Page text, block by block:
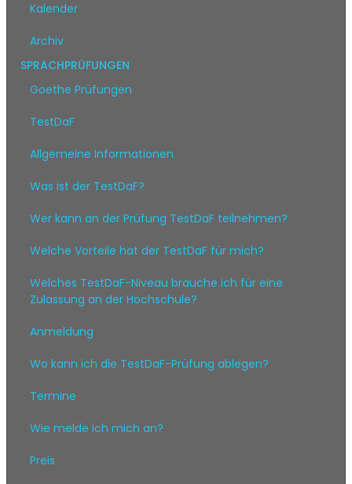
Kalender
Archiv
SPRACHPRÜFUNGEN
Goethe Prüfungen
TestDaF
Allgemeine Informationen
Was ist der TestDaF?
Wer kann an der Prüfung TestDaF teilnehmen?
Welche Vorteile hat der TestDaF für mich?
Welches TestDaF-Niveau brauche ich für eine
Zulassung an der Hochschule?
Anmeldung
Wo kann ich die TestDaF-Prüfung ablegen?
Termine
Wie melde ich mich an?
Preis